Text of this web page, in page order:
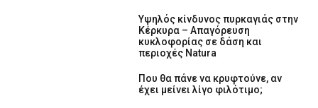
Υψηλός κίνδυνος πυρκαγιάς στην
Κέρκυρα – Απαγόρευση
κυκλοφορίας σε δάση και
περιοχές Natura
Που θα πάνε να κρυφτούνε, αν
έχει μείνει λίγο φιλότιμο;